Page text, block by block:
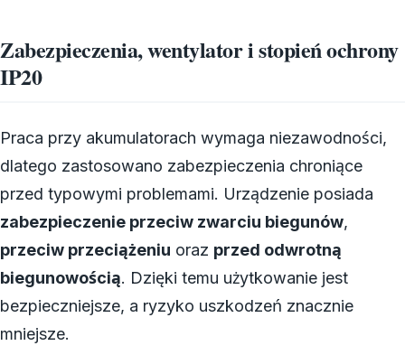
Zabezpieczenia, wentylator i stopień ochrony
IP20
Praca przy akumulatorach wymaga niezawodności,
dlatego zastosowano zabezpieczenia chroniące
przed typowymi problemami. Urządzenie posiada
zabezpieczenie przeciw zwarciu biegunów,
przeciw przeciążeniu oraz przed odwrotną
biegunowością. Dzięki temu użytkowanie jest
bezpieczniejsze, a ryzyko uszkodzeń znacznie
mniejsze.